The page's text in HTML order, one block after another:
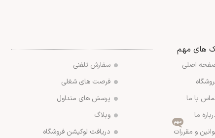
های مهم
اصلی
با ما
ما
و مقررات
مهم
سفارش تلفنی
فرصت های شغلی
پرسش های متداول
وبلاگ
دریافت لوکیشن فروشگاه